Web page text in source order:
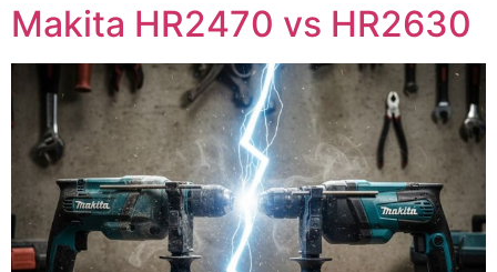
Makita HR2470 vs HR2630